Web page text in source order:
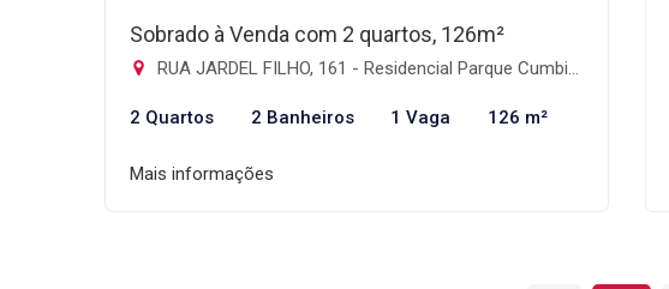
Sobrado à Venda com 2 quartos, 126m²
RUA JARDEL FILHO, 161 - Residencial Parque Cumbica, Guarulhos-SP
2 Quartos 2 Banheiros 1 Vaga 126 m²
Mais informações